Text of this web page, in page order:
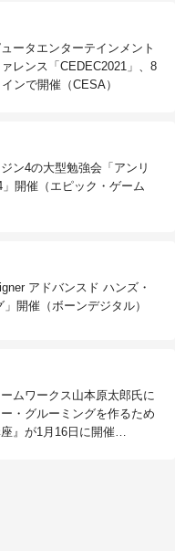
ータエンターテインメント
レンス「CEDEC2021」、8
ンで開催（CESA）
ン4の大型勉強会「アンリ
開催（エピック・ゲーム
アドバンスド ハンズ・
開催（ボーンデジタル）
ームワークス山本原太郎氏に
・グルーミングを作るため
』が1月16日に開催